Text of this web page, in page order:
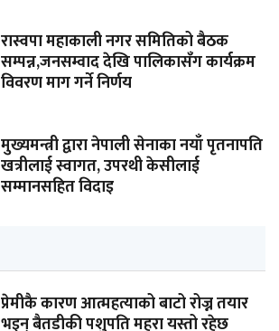
रास्वपा महाकाली नगर समितिको बैठक
सम्पन्न,जनसम्वाद देखि पालिकासँग कार्यक्रम
विवरण माग गर्ने निर्णय
मुख्यमन्त्री द्वारा नेपाली सेनाका नयाँ पृतनापति
खत्रीलाई स्वागत, उपरथी केसीलाई
सम्मानसहित विदाइ
प्रेमीकै कारण आत्महत्याको बाटो रोज्न तयार
भइन् बैतडीकी पशुपति महरा यस्तो रहेछ